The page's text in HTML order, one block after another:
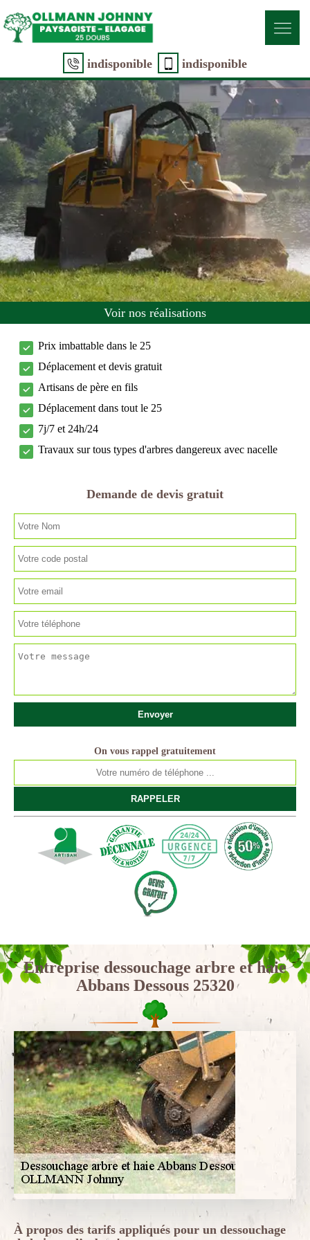
indisponible indisponible
Voir nos réalisations
Prix imbattable dans le 25
Déplacement et devis gratuit
Artisans de père en fils
Déplacement dans tout le 25
7j/7 et 24h/24
Travaux sur tous types d'arbres dangereux avec nacelle
Demande de devis gratuit
On vous rappel gratuitement
Entreprise dessouchage arbre et haie
Abbans Dessous 25320
À propos des tarifs appliqués pour un dessouchage